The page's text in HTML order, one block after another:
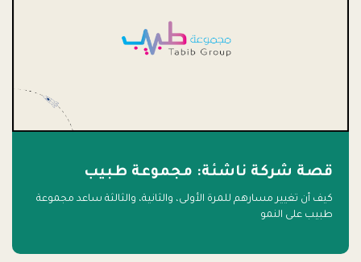
قصة شركة ناشئة: مجموعة طبيب
كيف أن تغيير مسارهم للمرة الأولى، والثانية، والثالثة ساعد مجموعة
طبيب على النمو